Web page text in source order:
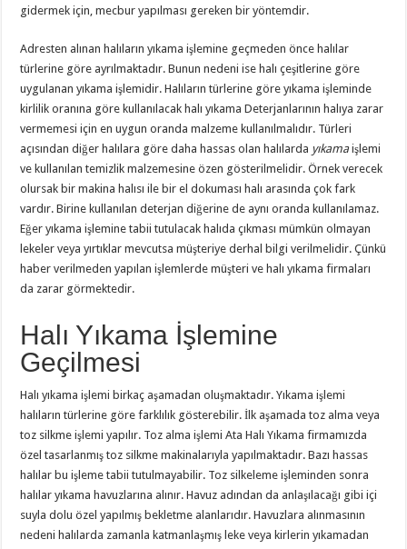
gidermek için, mecbur yapılması gereken bir yöntemdir.
Adresten alınan halıların yıkama işlemine geçmeden önce halılar
türlerine göre ayrılmaktadır. Bunun nedeni ise halı çeşitlerine göre
uygulanan yıkama işlemidir. Halıların türlerine göre yıkama işleminde
kirlilik oranına göre kullanılacak halı yıkama Deterjanlarının halıya zarar
vermemesi için en uygun oranda malzeme kullanılmalıdır. Türleri
açısından diğer halılara göre daha hassas olan halılarda yıkamaişlemi
ve kullanılan temizlik malzemesine özen gösterilmelidir. Örnek verecek
olursak bir makina halısı ile bir el dokuması halı arasında çok fark
vardır. Birine kullanılan deterjan diğerine de aynı oranda kullanılamaz.
Eğer yıkama işlemine tabii tutulacak halıda çıkması mümkün olmayan
lekeler veya yırtıklar mevcutsa müşteriye derhal bilgi verilmelidir. Çünkü
haber verilmeden yapılan işlemlerde müşteri ve halı yıkama firmaları
da zarar görmektedir.
Halı Yıkama İşlemine
Geçilmesi
Halı yıkama işlemi birkaç aşamadan oluşmaktadır. Yıkama işlemi
halıların türlerine göre farklılık gösterebilir. İlk aşamada toz alma veya
toz silkme işlemi yapılır. Toz alma işlemi Ata Halı Yıkama firmamızda
özel tasarlanmış toz silkme makinalarıyla yapılmaktadır. Bazı hassas
halılar bu işleme tabii tutulmayabilir. Toz silkeleme işleminden sonra
halılar yıkama havuzlarına alınır. Havuz adından da anlaşılacağı gibi içi
suyla dolu özel yapılmış bekletme alanlarıdır. Havuzlara alınmasının
nedeni halılarda zamanla katmanlaşmış leke veya kirlerin yıkamadan